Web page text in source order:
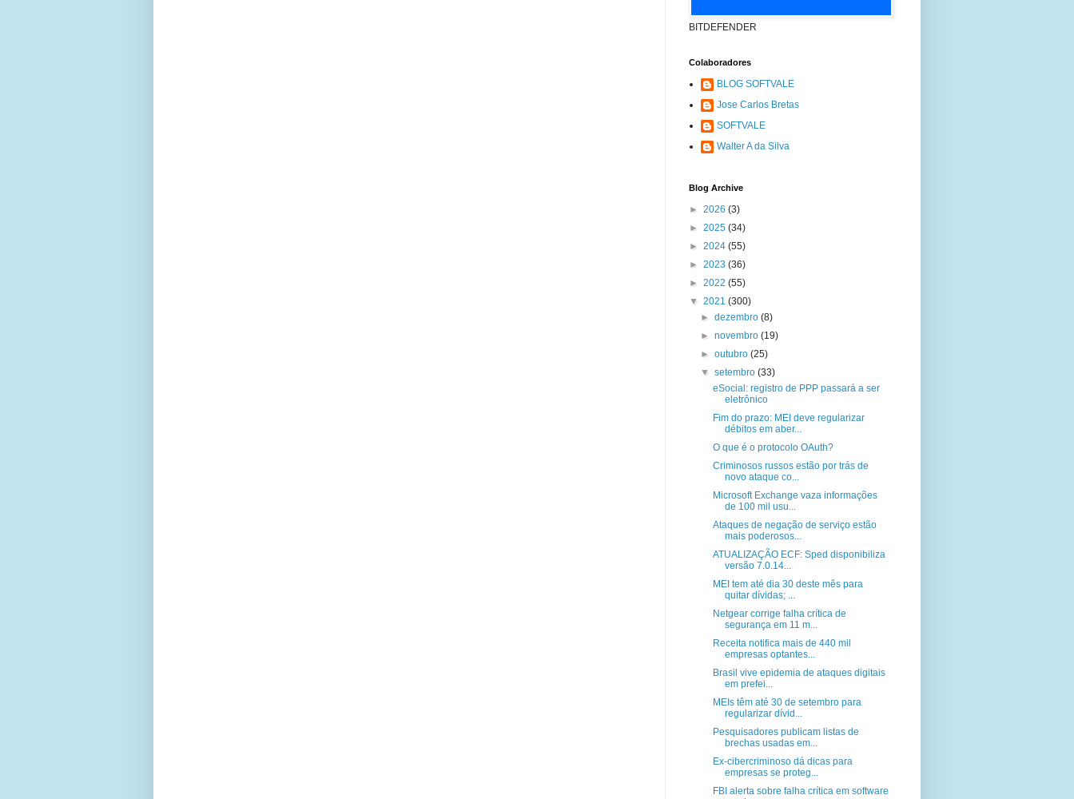
BITDEFENDER
Colaboradores
BLOG SOFTVALE
Jose Carlos Bretas
SOFTVALE
Walter A da Silva
Blog Archive
► 2026 (3)
► 2025 (34)
► 2024 (55)
► 2023 (36)
► 2022 (55)
▼ 2021 (300)
►dezembro(8)
►novembro(19)
►outubro(25)
▼setembro(33)
eSocial: registro de PPP passará a ser
eletrônico
Fim do prazo: MEI deve regularizar
débitos em aber...
O que é o protocolo OAuth?
Criminosos russos estão por trás de
novo ataque co...
Microsoft Exchange vaza informações
de 100 mil usu...
Ataques de negação de serviço estão
mais poderosos...
ATUALIZAÇÃO ECF: Sped disponibiliza
versão 7.0.14...
MEI tem até dia 30 deste mês para
quitar dívidas; ...
Netgear corrige falha crítica de
segurança em 11 m...
Receita notifica mais de 440 mil
empresas optantes...
Brasil vive epidemia de ataques digitais
em prefei...
MEIs têm até 30 de setembro para
regularizar dívid...
Pesquisadores publicam listas de
brechas usadas em...
Ex-cibercriminoso dá dicas para
empresas se proteg...
FBI alerta sobre falha crítica em software